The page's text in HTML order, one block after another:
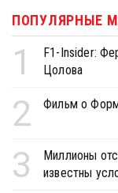
ПОПУЛЯРНЫЕ
1
F1-Insider:
Цолова
2 Фильм о
3
Миллионы
известны